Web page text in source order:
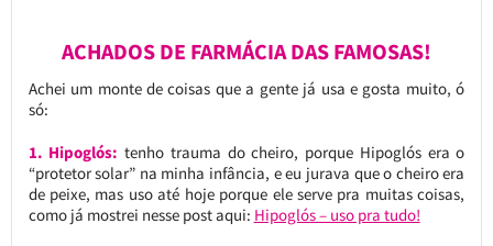
ACHADOS DE FARMÁCIA DAS FAMOSAS!
Achei um monte de coisas que a gente já usa e gosta muito, ó
só:
1. Hipoglós: tenho trauma do cheiro, porque Hipoglós era o
“protetor solar” na minha infância, e eu jurava que o cheiro era
de peixe, mas uso até hoje porque ele serve pra muitas coisas,
como já mostrei nesse post aqui: Hipoglós – uso pra tudo!